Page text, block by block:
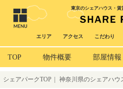
東京のシェアハウス・賃
エリア アクセス こだわり
TOP 物件概要 部屋情報
シェアパークTOP 神奈川県のシェアハウ